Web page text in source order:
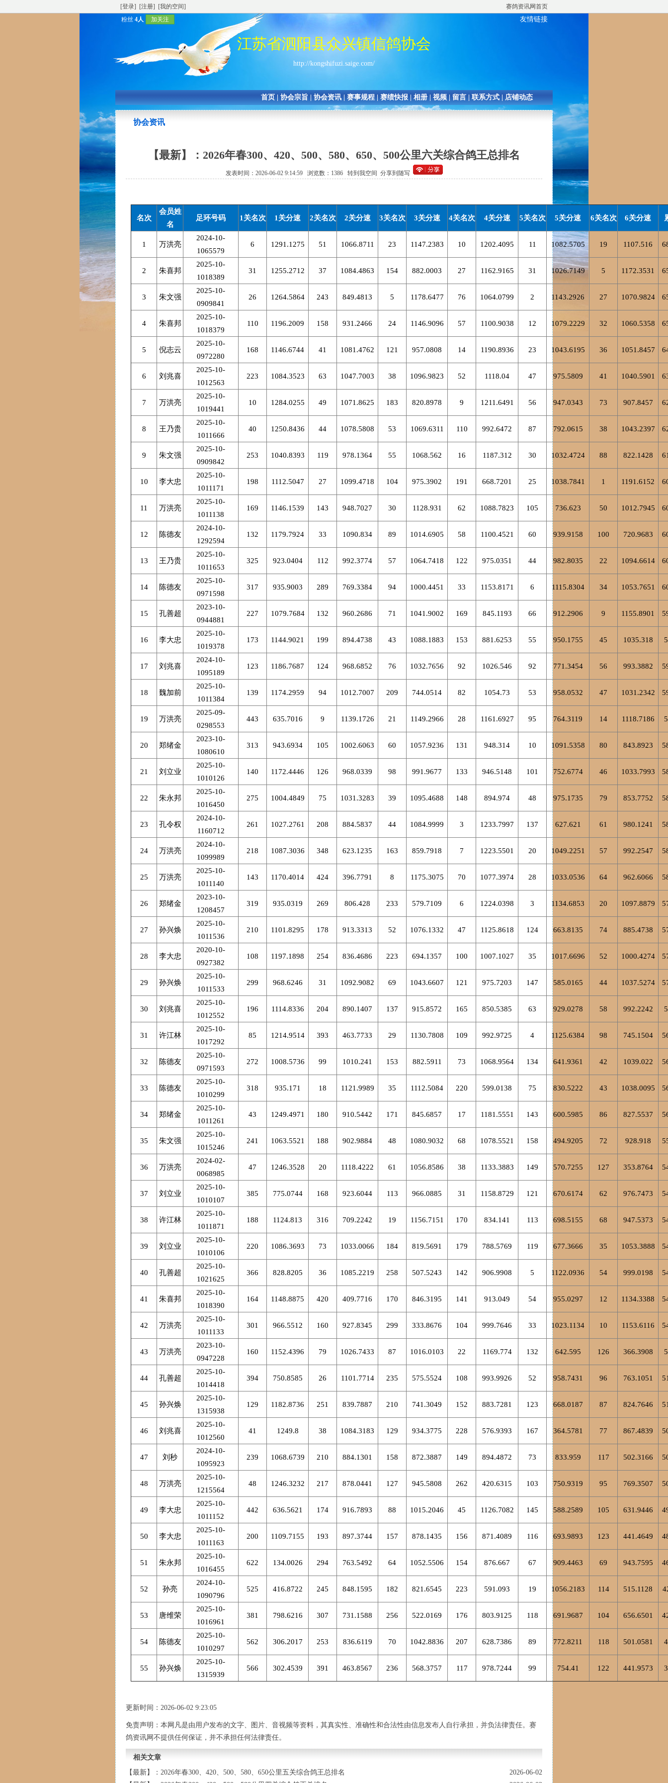
[登录] [注册] [我的空间]
赛鸽资讯网首页
粉丝 4人 加关注 友情链接
江苏省泗阳县众兴镇信鸽协会
http://kongshifuzi.saige.com/
首页 协会宗旨 协会资讯 赛事规程 赛绩快报 相册 视频 留言 联系方式 店铺动态
协会资讯
【最新】：2026年春300、420、500、580、650、500公里六关综合鸽王总排名
发表时间：2026-06-02 9:14:59 浏览数：1386 转到我空间 分享到随写
名次
会员姓
名
足环号码 1 关名次 1 关分速 2关名次 2关分速 3关名次 3关分速 4关名次 4关分速 5关名次 5关分速 6关名次 6关分速
1 万洪亮
2024-10-
1065579
6 1291.1275 51 1066.8711 23 1147.2383 10 1202.4095 11 1082.5705 19 1107.516
2 朱喜邦
2025-10-
1018389
31 1255.2712 37 1084.4863 154 882.0003 27 1162.9165 31 1026.7149 5 1172.3531
3 朱文强
2025-10-
0909841
26 1264.5864 243 849.4813 5 1178.6477 76 1064.0799 2 1143.2926 27 1070.9824
4 朱喜邦
2025-10-
1018379
110 1196.2009 158 931.2466 24 1146.9096 57 1100.9038 12 1079.2229 32 1060.5358
5 倪志云
2025-10-
0972280
168 1146.6744 41 1081.4762 121 957.0808 14 1190.8936 23 1043.6195 36 1051.8457
6 刘兆喜
2025-10-
1012563
223 1084.3523 63 1047.7003 38 1096.9823 52 1118.04 47 975.5809 41 1040.5901
7 万洪亮
2025-10-
1019441
10 1284.0255 49 1071.8625 183 820.8978 9 1211.6491 56 947.0343 73 907.8457
8 王乃贵
2025-10-
1011666
40 1250.8436 44 1078.5808 53 1069.6311 110 992.6472 87 792.0615 38 1043.2397
9 朱文强
2025-10-
0909842
253 1040.8393 119 978.1364 55 1068.562 16 1187.312 30 1032.4724 88 822.1428
10 李大忠
2025-10-
1011171
198 1112.5047 27 1099.4718 104 975.3902 191 668.7201 25 1038.7841 1 1191.6152
11 万洪亮
2025-10-
1011138
169 1146.1539 143 948.7027 30 1128.931 62 1088.7823 105 736.623 50 1012.7945
12 陈德友
2024-10-
1292594
132 1179.7924 33 1090.834 89 1014.6905 58 1100.4521 60 939.9158 100 720.9683
13 王乃贵
2025-10-
1011653
325 923.0404 112 992.3774 57 1064.7418 122 975.0351 44 982.8035 22 1094.6614
14 陈德友
2025-10-
0971598
317 935.9003 289 769.3384 94 1000.4451 33 1153.8171 6 1115.8304 34 1053.7651
15 孔善超
2023-10-
0944881
227 1079.7684 132 960.2686 71 1041.9002 169 845.1193 66 912.2906 9 1155.8901
16 李大忠
2025-10-
1019378
173 1144.9021 199 894.4738 43 1088.1883 153 881.6253 55 950.1755 45 1035.318
17 刘兆喜
2024-10-
1095189
123 1186.7687 124 968.6852 76 1032.7656 92 1026.546 92 771.3454 56 993.3882
18 魏加前
2025-10-
1011384
139 1174.2959 94 1012.7007 209 744.0514 82 1054.73 53 958.0532 47 1031.2342
19 万洪亮
2025-09-
0298553
443 635.7016 9 1139.1726 21 1149.2966 28 1161.6927 95 764.3119 14 1118.7186
20 郑绪金
2023-10-
1080610
313 943.6934 105 1002.6063 60 1057.9236 131 948.314 10 1091.5358 80 843.8923
21 刘立业
2025-10-
1010126
140 1172.4446 126 968.0339 98 991.9677 133 946.5148 101 752.6774 46 1033.7993
22 朱永邦
2025-10-
1016450
275 1004.4849 75 1031.3283 39 1095.4688 148 894.974 48 975.1735 79 853.7752
23 孔令权
2024-10-
1160712
261 1027.2761 208 884.5837 44 1084.9999 3 1233.7997 137 627.621 61 980.1241
24 万洪亮
2024-10-
1099989
218 1087.3036 348 623.1235 163 859.7918 7 1223.5501 20 1049.2251 57 992.2547
25 万洪亮
2025-10-
1011140
143 1170.4014 424 396.7791 8 1175.3075 70 1077.3974 28 1033.0536 64 962.6066
26 郑绪金
2023-10-
1208457
319 935.0319 269 806.428 233 579.7109 6 1224.0398 3 1134.6853 20 1097.8879
27 孙兴焕
2025-10-
1011536
210 1101.8295 178 913.3313 52 1076.1332 47 1125.8618 124 663.8135 74 885.4738
28 李大忠
2020-10-
0927382
108 1197.1898 254 836.4686 223 694.1357 100 1007.1027 35 1017.6696 52 1000.4274
29 孙兴焕
2025-10-
1011533
299 968.6246 31 1092.9082 69 1043.6607 121 975.7203 147 585.0165 44 1037.5274
30 刘兆喜
2025-10-
1012552
196 1114.8336 204 890.1407 137 915.8572 165 850.5385 63 929.0278 58 992.2242
31 许江林
2025-10-
1017292
85 1214.9514 393 463.7733 29 1130.7808 109 992.9725 4 1125.6384 98 745.1504
32 陈德友
2025-10-
0971593
272 1008.5736 99 1010.241 153 882.5911 73 1068.9564 134 641.9361 42 1039.022
33 陈德友
2025-10-
1010299
318 935.171 18 1121.9989 35 1112.5084 220 599.0138 75 830.5222 43 1038.0095
34 郑绪金
2025-10-
1011261
43 1249.4971 180 910.5442 171 845.6857 17 1181.5551 143 600.5985 86 827.5537
35 朱文强
2025-10-
1015246
241 1063.5521 188 902.9884 48 1080.9032 68 1078.5521 158 494.9205 72 928.918
36 万洪亮
2024-02-
0068985
47 1246.3528 20 1118.4222 61 1056.8586 38 1133.3883 149 570.7255 127 353.8764
37 刘立业
2025-10-
1010107
385 775.0744 168 923.6044 113 966.0885 31 1158.8729 121 670.6174 62 976.7473
38 许江林
2025-10-
1011871
188 1124.813 316 709.2242 19 1156.7151 170 834.141 113 698.5155 68 947.5373
39 刘立业
2025-10-
1010106
220 1086.3693 73 1033.0066 184 819.5691 179 788.5769 119 677.3666 35 1053.3888
40 孔善超
2025-10-
1021625
366 828.8205 36 1085.2219 258 507.5243 142 906.9908 5 1122.0936 54 999.0198
41 朱喜邦
2025-10-
1018390
164 1148.8875 420 409.7716 170 846.3195 141 913.049 54 955.0297 12 1134.3388
42 万洪亮
2025-10-
1011133
301 966.5512 160 927.8345 299 333.8676 104 999.7646 33 1023.1134 10 1153.6116
43 万洪亮
2023-10-
0947228
160 1152.4396 79 1026.7433 87 1016.0103 22 1169.774 132 642.595 126 366.3908
44 孔善超
2025-10-
1014418
394 750.8585 26 1101.7714 235 575.5524 108 993.9926 52 958.7431 96 763.1051
45 孙兴焕
2025-10-
1315938
129 1182.8736 251 839.7887 210 741.3049 152 883.7281 123 668.0187 87 824.7646
46 刘兆喜
2025-10-
1012560
41 1249.8 38 1084.3183 129 934.3775 228 576.9393 167 364.5781 77 867.4839
47 刘秒
2024-10-
1095923
239 1068.6739 210 884.1301 158 872.3887 149 894.4872 73 833.959 117 502.3166
48 万洪亮
2025-10-
1215564
48 1246.3232 217 878.0441 127 945.5808 262 420.6315 103 750.9319 95 769.3507
49 李大忠
2025-10-
1011152
442 636.5621 174 916.7893 88 1015.2046 45 1126.7082 145 588.2589 105 631.9446
50 李大忠
2025-10-
1011163
200 1109.7155 193 897.3744 157 878.1435 156 871.4089 116 693.9893 123 441.4649
51 朱永邦
2025-10-
1016455
622 134.0026 294 763.5492 64 1052.5506 154 876.667 67 909.4463 69 943.7595
52 孙亮
2024-10-
1090796
525 416.8722 245 848.1595 182 821.6545 223 591.093 19 1056.2183 114 515.1128
53 唐维荣
2025-10-
1016961
381 798.6216 307 731.1588 256 522.0169 176 803.9125 118 691.9687 104 656.6501
54 陈德友
2025-10-
1010297
562 306.2017 253 836.6119 70 1042.8836 207 628.7386 89 772.8211 118 501.0581
55 孙兴焕
2025-10-
1315939
566 302.4539 391 463.8567 236 568.3757 117 978.7244 99 754.41 122 441.9573
更新时间：2026-06-02 9:23:05
免责声明：本网凡是由用户发布的文字、图片、音视频等资料，其真实性、准确性和合法性由信息发布人自行承担，并负法律责任。赛
鸽资讯网不提供任何保证，并不承担任何法律责任。
相关文章
2026-06-02
【最新】：2026年春300、420、500、580、650公里五关综合鸽王总排名